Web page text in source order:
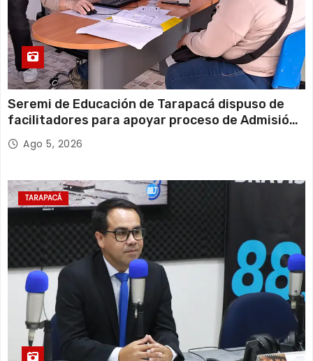
Seremi de Educación de Tarapacá dispuso de
facilitadores para apoyar proceso de Admisión
Escolar 2027
Ago 5, 2026
TARAPACÁ